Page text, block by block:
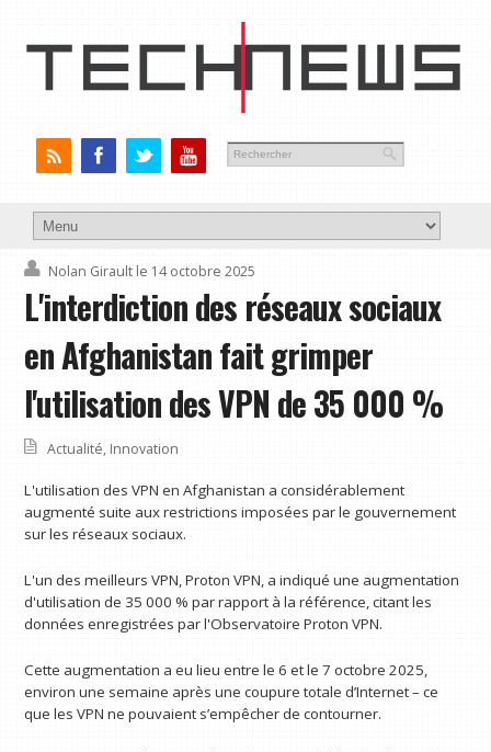
Nolan Girault le 14 octobre 2025
L'interdiction des réseaux sociaux
en Afghanistan fait grimper
l'utilisation des VPN de 35 000 %
Actualité, Innovation
L'utilisation des VPN en Afghanistan a considérablement
augmenté suite aux restrictions imposées par le gouvernement
sur les réseaux sociaux.
L'un des meilleurs VPN, Proton VPN, a indiqué une augmentation
d'utilisation de 35 000 % par rapport à la référence, citant les
données enregistrées par l'Observatoire Proton VPN.
Cette augmentation a eu lieu entre le 6 et le 7 octobre 2025,
environ une semaine après une coupure totale d’Internet – ce
que les VPN ne pouvaient s’empêcher de contourner.